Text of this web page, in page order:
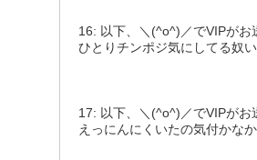
16: 以下、＼(^o^)／でVIPが
ひとりチンポジ気にしてる奴
17: 以下、＼(^o^)／でVIPが
えっにんにくいたの気付かな